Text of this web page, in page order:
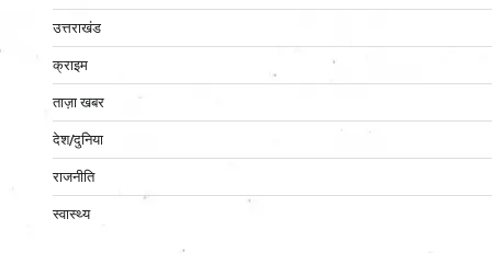
उत्तराखंड
क्राइम
ताज़ा खबर
देश/दुनिया
राजनीति
स्वास्थ्य